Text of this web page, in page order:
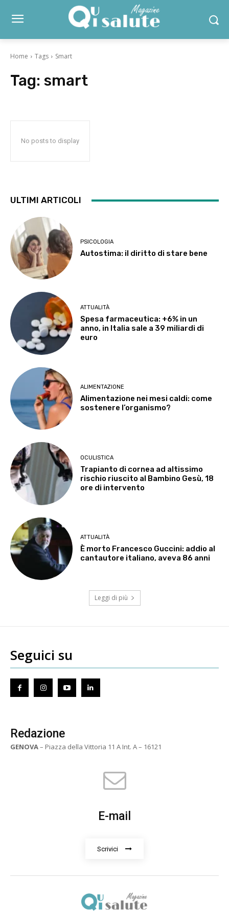
Home Tags Smart
Tag: smart
No posts to display
ULTIMI ARTICOLI
PSICOLOGIA
Autostima: il diritto di stare bene
ATTUALITÀ
Spesa farmaceutica: +6% in un
anno, in Italia sale a 39 miliardi di
euro
ALIMENTAZIONE
Alimentazione nei mesi caldi: come
sostenere l’organismo?
OCULISTICA
Trapianto di cornea ad altissimo
rischio riuscito al Bambino Gesù, 18
ore di intervento
ATTUALITÀ
È morto Francesco Guccini: addio al
cantautore italiano, aveva 86 anni
Leggi di più
Seguici su
Redazione
GENOVA– Piazza della Vittoria 11 A Int. A – 16121
E-mail
Scrivici